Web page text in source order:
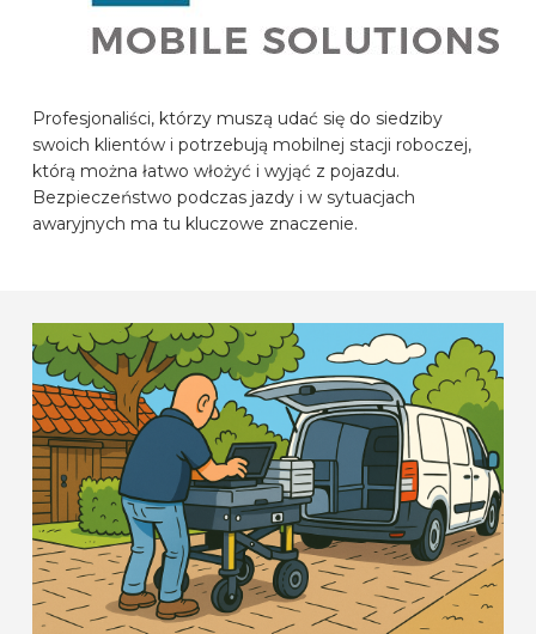
MARKI SAMOCHODÓW
KONTAKT
SKONFIGUROWAĆ ONLINE
Profesjonaliści, którzy muszą udać się do siedziby
swoich klientów i potrzebują mobilnej stacji roboczej,
którą można łatwo włożyć i wyjąć z pojazdu.
Bezpieczeństwo podczas jazdy i w sytuacjach
awaryjnych ma tu kluczowe znaczenie.